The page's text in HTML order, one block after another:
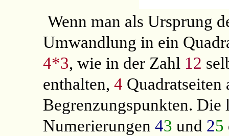
Wenn man als Ursprung
Umwandlung in ein
4*3, wie in der Zahl 12
enthalten, 4 Quadratseiten
Begrenzungspunkten.
Numerierungen 43 und 25